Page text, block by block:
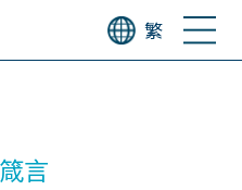
繁
言